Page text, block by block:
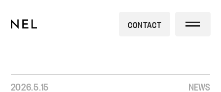
CONTACT
2026.5.15 NEWS